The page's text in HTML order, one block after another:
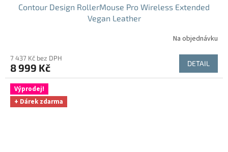
Contour Design RollerMouse Pro Wireless Extended
Vegan Leather
Na objednávku
7 437 Kč bez DPH
8 999 Kč DETAIL
Výprodej!
+ Dárek zdarma